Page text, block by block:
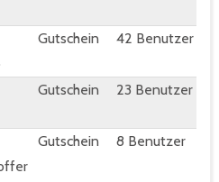
Gutschein 42 Benutzer
Gutschein 23 Benutzer
Gutschein 8 Benutzer